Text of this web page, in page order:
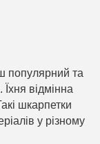
популярний та
відмінна
шкарпетки
у різному